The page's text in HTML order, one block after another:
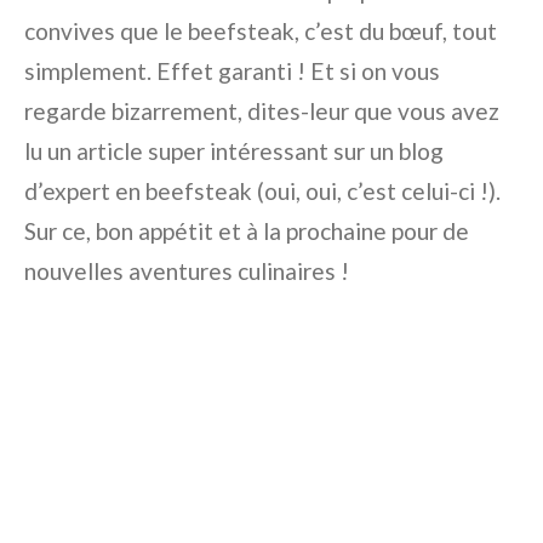
convives que le beefsteak, c’est du bœuf, tout
simplement. Effet garanti ! Et si on vous
regarde bizarrement, dites-leur que vous avez
lu un article super intéressant sur un blog
d’expert en beefsteak (oui, oui, c’est celui-ci !).
Sur ce, bon appétit et à la prochaine pour de
nouvelles aventures culinaires !